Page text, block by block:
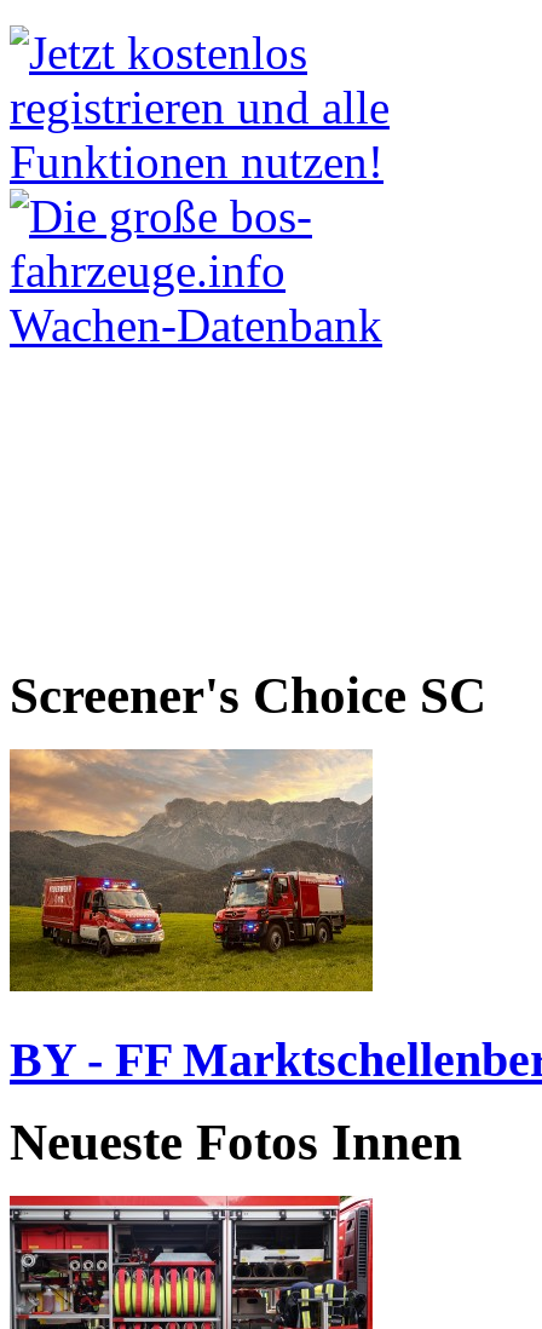
Screener's Choice SC
BY - FF
Neueste Fotos Innen